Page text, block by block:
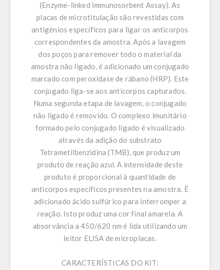
(Enzyme-linked Immunosorbent Assay). As
placas de microtitulação são revestidas com
antigénios específicos para ligar os anticorpos
correspondentes da amostra. Após a lavagem
dos poços para remover todo o material da
amostra não ligado, é adicionado um conjugado
marcado com peroxidase de rábano (HRP). Este
conjugado liga-se aos anticorpos capturados.
Numa segunda etapa de lavagem, o conjugado
não ligado é removido. O complexo imunitário
formado pelo conjugado ligado é visualizado
através da adição do substrato
Tetrametilbenzidina (TMB), que produz um
produto de reação azul. A intensidade deste
produto é proporcional à quantidade de
anticorpos específicos presentes na amostra. É
adicionado ácido sulfúrico para interromper a
reação. Isto produz uma cor final amarela. A
absorvância a 450/620 nm é lida utilizando um
leitor ELISA de microplacas.
CARACTERÍSTICAS DO KIT: